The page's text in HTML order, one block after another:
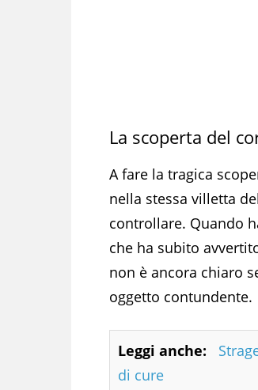
La scoperta del
A fare la tragica
nella stessa villetta
controllare. Quando
che ha subito
non è ancora chiaro
oggetto contundente.
Leggi anche:
di cure